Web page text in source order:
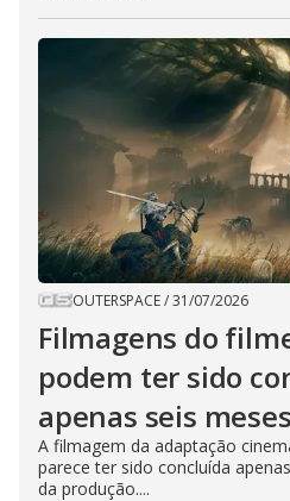
OUTERSPACE/31/07/2026
Filmagens do
podem ter sido
apenas seis
A filmagem da adaptação
parece ter sido concluída
da produção....